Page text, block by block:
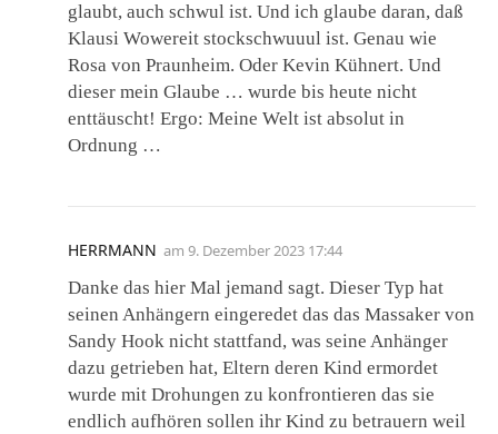
glaubt, auch schwul ist. Und ich glaube daran, daß
Klausi Wowereit stockschwuuul ist. Genau wie
Rosa von Praunheim. Oder Kevin Kühnert. Und
dieser mein Glaube … wurde bis heute nicht
enttäuscht! Ergo: Meine Welt ist absolut in
Ordnung …
HERRMANN am 9. Dezember 2023 17:44
Danke das hier Mal jemand sagt. Dieser Typ hat
seinen Anhängern eingeredet das das Massaker von
Sandy Hook nicht stattfand, was seine Anhänger
dazu getrieben hat, Eltern deren Kind ermordet
wurde mit Drohungen zu konfrontieren das sie
endlich aufhören sollen ihr Kind zu betrauern weil